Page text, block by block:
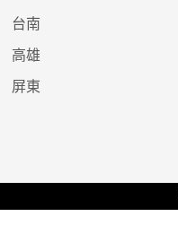
台南
高雄
屏東